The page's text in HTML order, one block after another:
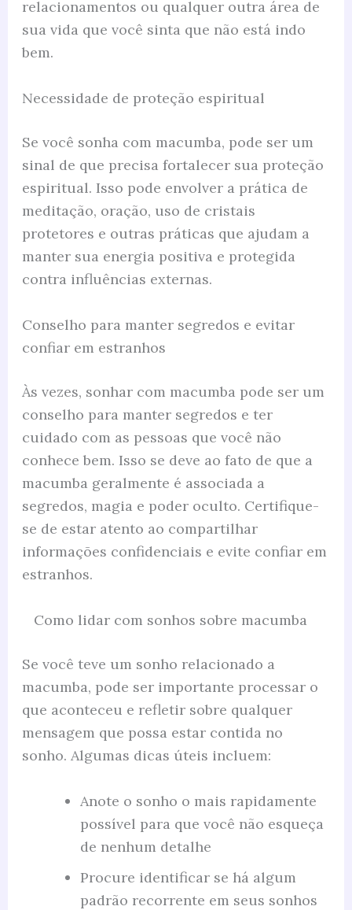
relacionamentos ou qualquer outra área de
sua vida que você sinta que não está indo
bem.
Necessidade de proteção espiritual
Se você sonha com macumba, pode ser um
sinal de que precisa fortalecer sua proteção
espiritual. Isso pode envolver a prática de
meditação, oração, uso de cristais
protetores e outras práticas que ajudam a
manter sua energia positiva e protegida
contra influências externas.
Conselho para manter segredos e evitar
confiar em estranhos
Às vezes, sonhar com macumba pode ser um
conselho para manter segredos e ter
cuidado com as pessoas que você não
conhece bem. Isso se deve ao fato de que a
macumba geralmente é associada a
segredos, magia e poder oculto. Certifique-
se de estar atento ao compartilhar
informações confidenciais e evite confiar em
estranhos.
Como lidar com sonhos sobre macumba
Se você teve um sonho relacionado a
macumba, pode ser importante processar o
que aconteceu e refletir sobre qualquer
mensagem que possa estar contida no
sonho. Algumas dicas úteis incluem:
Anote o sonho o mais rapidamente
possível para que você não esqueça
de nenhum detalhe
Procure identificar se há algum
padrão recorrente em seus sonhos